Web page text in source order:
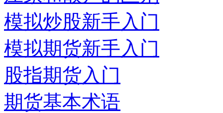
模拟炒股新手入门
模拟期货新手入门
股指期货入门
期货基本术语